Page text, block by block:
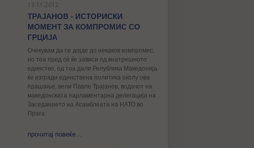
13.11.2012
ТРАЈАНОВ - ИСТОРИСКИ
МОМЕНТ ЗА КОМПРОМИС СО
ГРЦИЈА
Очекувам да се дојде до некаков компромис,
но тоа пред сè ќе зависи од внатрешното
единство, од тоа дали Република Македонија
ќе изгради единствена политика околу ова
прашање, вели Павле Трајанов, водачот на
македонската парламентарна делегација на
Заседанието на Асамблеата на НАТО во
Прага.
прочитај повеќе...